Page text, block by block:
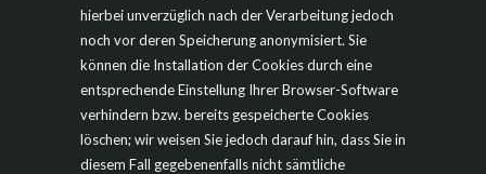
hierbei unverzüglich nach der Verarbeitung jedoch
noch vor deren Speicherung anonymisiert. Sie
können die Installation der Cookies durch eine
entsprechende Einstellung Ihrer Browser-Software
verhindern bzw. bereits gespeicherte Cookies
löschen; wir weisen Sie jedoch darauf hin, dass Sie in
diesem Fall gegebenenfalls nicht sämtliche